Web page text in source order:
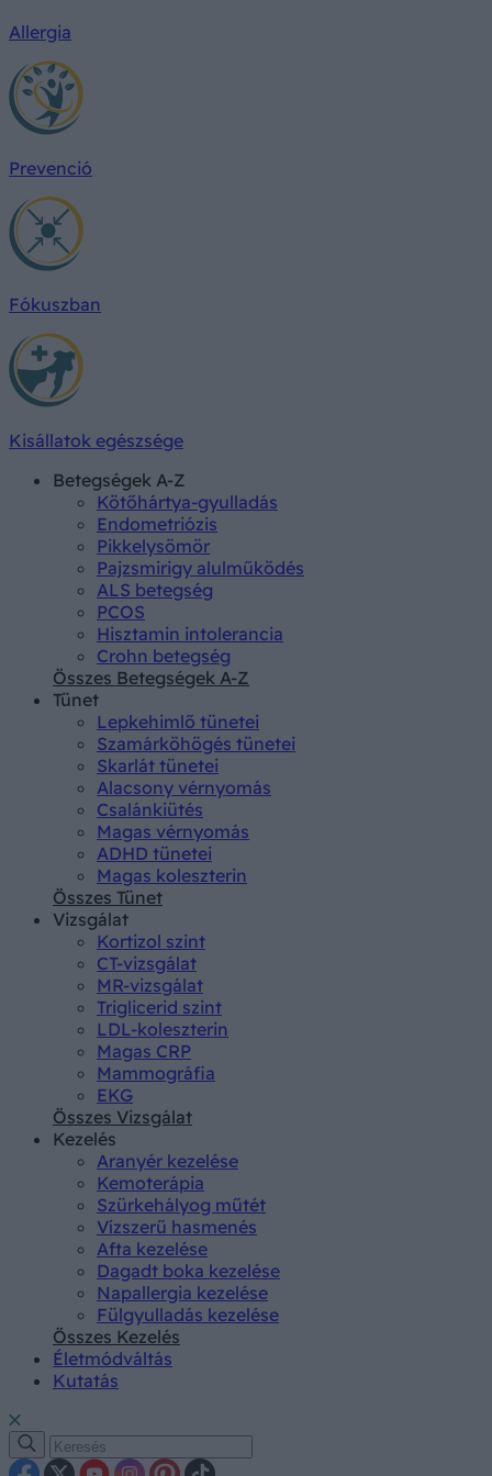
Allergia
Prevenció
Fókuszban
Kisállatok egészsége
Betegségek A-Z
Kötőhártya-gyulladás
Endometriózis
Pikkelysömör
Pajzsmirigy alulműködés
ALS betegség
PCOS
Hisztamin intolerancia
Crohn betegség
Összes Betegségek A-Z
Tünet
Lepkehimlő tünetei
Szamárköhögés tünetei
Skarlát tünetei
Alacsony vérnyomás
Csalánkiütés
Magas vérnyomás
ADHD tünetei
Magas koleszterin
Összes Tünet
Vizsgálat
Kortizol szint
CT-vizsgálat
MR-vizsgálat
Triglicerid szint
LDL-koleszterin
Magas CRP
Mammográfia
EKG
Összes Vizsgálat
Kezelés
Aranyér kezelése
Kemoterápia
Szürkehályog műtét
Vízszerű hasmenés
Afta kezelése
Dagadt boka kezelése
Napallergia kezelése
Fülgyulladás kezelése
Összes Kezelés
Életmódváltás
Kutatás